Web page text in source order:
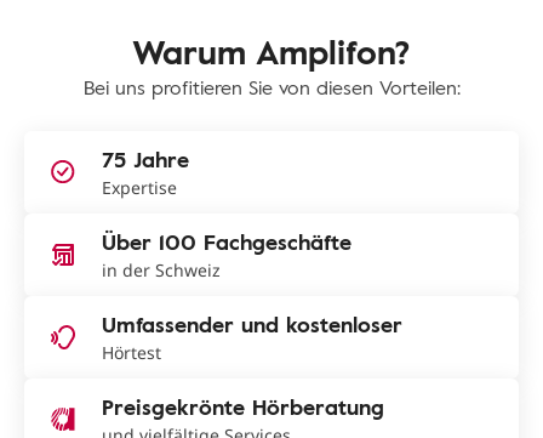
Warum Amplifon?
Bei uns profitieren Sie von diesen Vorteilen:
75 Jahre
Expertise
Über 100 Fachgeschäfte
in der Schweiz
Umfassender und kostenloser
Hörtest
Preisgekrönte Hörberatung